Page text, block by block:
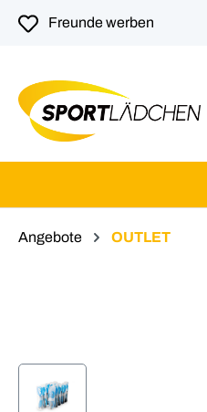
Zur
Freunde werben
Angebote OUTLET